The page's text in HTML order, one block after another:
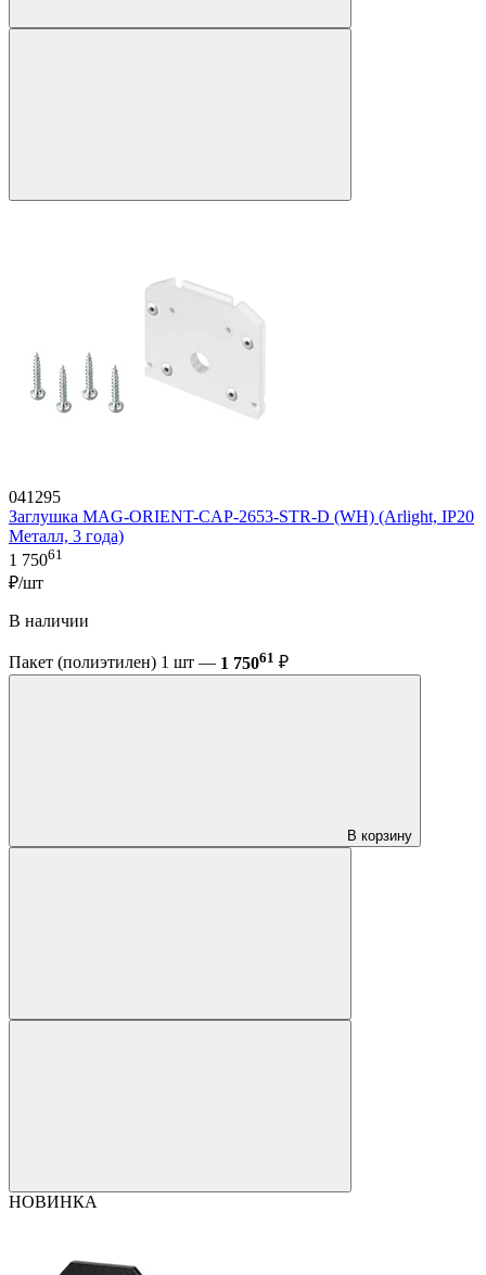
041295
Заглушка MAG-ORIENT-CAP-2653-STR-D (WH) (Arlight, IP20
Металл, 3 года)
1 75061
₽/шт
В наличии
Пакет (полиэтилен) 1 шт — 1 75061 ₽
В корзину
НОВИНКА